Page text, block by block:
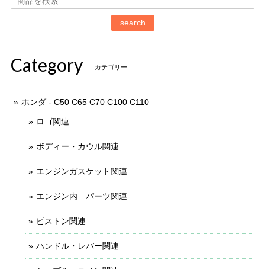
search
Category カテゴリー
ホンダ - C50 C65 C70 C100 C110
ロゴ関連
ボディー・カウル関連
エンジンガスケット関連
エンジン内 パーツ関連
ピストン関連
ハンドル・レバー関連